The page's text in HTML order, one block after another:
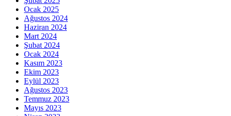
Ocak 2025
Ağustos 2024
Haziran 2024
Mart 2024
Şubat 2024
Ocak 2024
Kasım 2023
Ekim 2023
Eylül 2023
Ağustos 2023
Temmuz 2023
Mayıs 2023